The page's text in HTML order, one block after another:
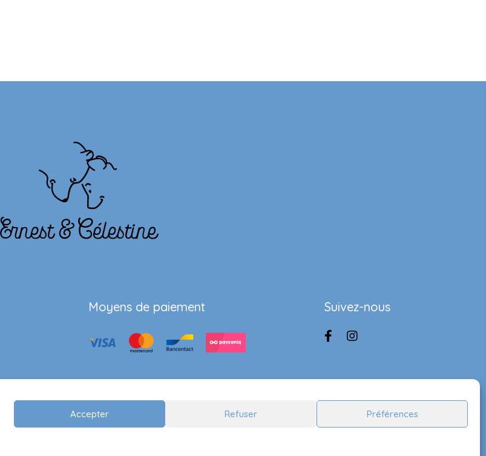
Accepter Refuser Préférences
Moyens de paiement Suivez-nous